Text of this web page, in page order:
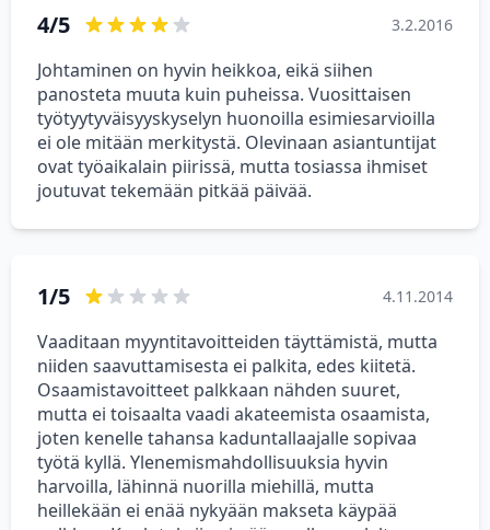
4/5 3.2.2016
Johtaminen on hyvin heikkoa, eikä siihen
panosteta muuta kuin puheissa. Vuosittaisen
työtyytyväisyyskyselyn huonoilla esimiesarvioilla
ei ole mitään merkitystä. Olevinaan asiantuntijat
ovat työaikalain piirissä, mutta tosiassa ihmiset
joutuvat tekemään pitkää päivää.
1/5 4.11.2014
Vaaditaan myyntitavoitteiden täyttämistä, mutta
niiden saavuttamisesta ei palkita, edes kiitetä.
Osaamistavoitteet palkkaan nähden suuret,
mutta ei toisaalta vaadi akateemista osaamista,
joten kenelle tahansa kaduntallaajalle sopivaa
työtä kyllä. Ylenemismahdollisuuksia hyvin
harvoilla, lähinnä nuorilla miehillä, mutta
heillekään ei enää nykyään makseta käypää